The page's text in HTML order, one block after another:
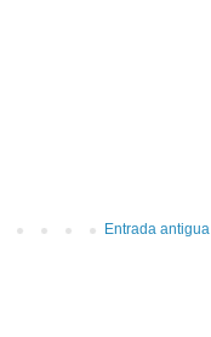
Entrada antigua